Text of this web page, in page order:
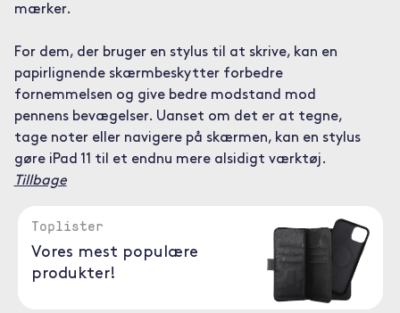
mærker.
For dem, der bruger en stylus til at skrive, kan en
papirlignende skærmbeskytter forbedre
fornemmelsen og give bedre modstand mod
pennens bevægelser. Uanset om det er at tegne,
tage noter eller navigere på skærmen, kan en stylus
gøre iPad 11 til et endnu mere alsidigt værktøj.
Tillbage
Toplister
Vores mest populære
produkter!